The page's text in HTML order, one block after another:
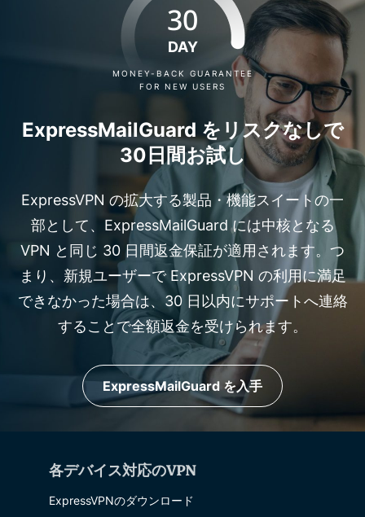
30
DAY
MONEY-BACK GUARANTEE
FOR NEW USERS
ExpressMailGuard をリスクなしで
30日間お試し
ExpressVPN の拡大する製品・機能スイートの一
部として、ExpressMailGuard には中核となる
VPN と同じ 30 日間返金保証が適用されます。つ
まり、新規ユーザーで ExpressVPN の利用に満足
できなかった場合は、30 日以内にサポートへ連絡
することで全額返金を受けられます。
ExpressMailGuard を入手
各デバイス対応のVPN
ExpressVPNのダウンロード